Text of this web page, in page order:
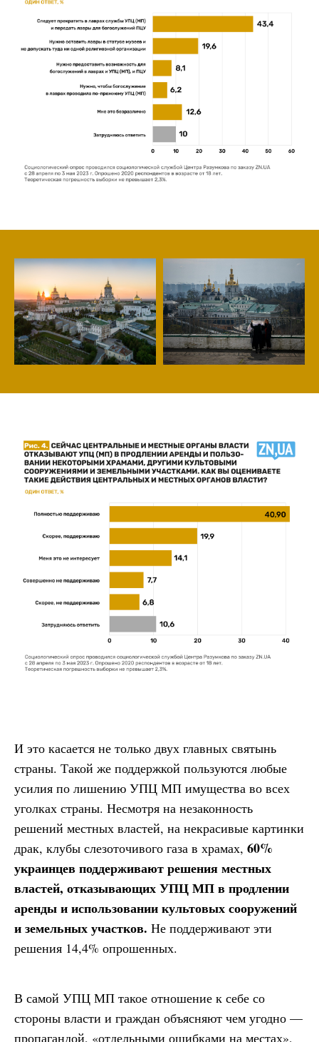
И это касается не только двух главных святынь
страны. Такой же поддержкой пользуются любые
усилия по лишению УПЦ МП имущества во всех
уголках страны. Несмотря на незаконность
решений местных властей, на некрасивые картинки
драк, клубы слезоточивого газа в храмах, 60%
украинцев поддерживают решения местных
властей, отказывающих УПЦ МП в продлении
аренды и использовании культовых сооружений
и земельных участков. Не поддерживают эти
решения 14,4% опрошенных.
В самой УПЦ МП такое отношение к себе со
стороны власти и граждан объясняют чем угодно —
пропагандой, «отдельными ошибками на местах»,